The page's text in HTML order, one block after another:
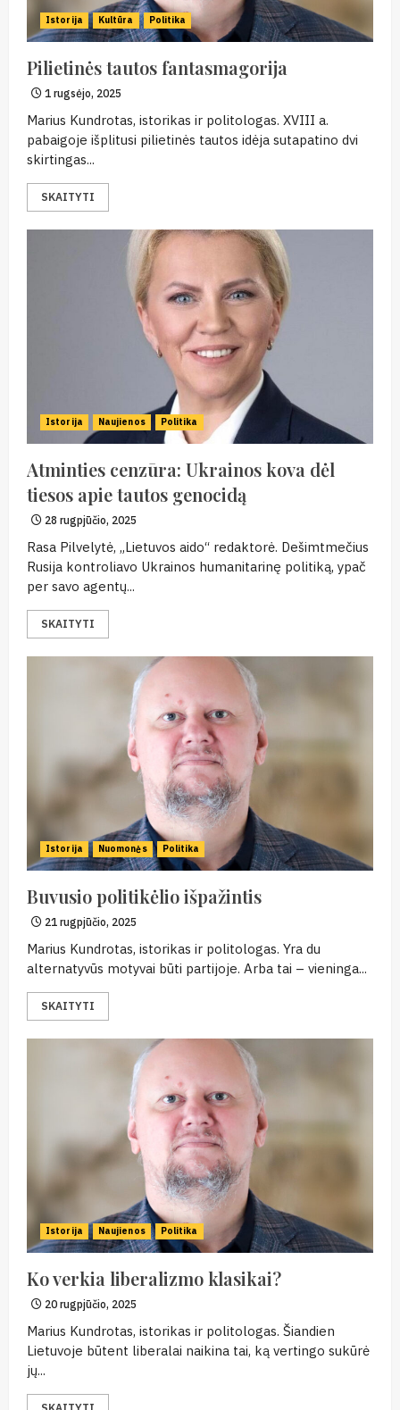
Istorija Kultūra Politika
Pilietinės tautos fantasmagorija
1 rugsėjo, 2025
Marius Kundrotas, istorikas ir politologas. XVIII a.
pabaigoje išplitusi pilietinės tautos idėja sutapatino dvi
skirtingas...
SKAITYTI
Istorija Naujienos Politika
Atminties cenzūra: Ukrainos kova dėl
tiesos apie tautos genocidą
28 rugpjūčio, 2025
Rasa Pilvelytė, „Lietuvos aido“ redaktorė. Dešimtmečius
Rusija kontroliavo Ukrainos humanitarinę politiką, ypač
per savo agentų...
SKAITYTI
Istorija Nuomonės Politika
Buvusio politikėlio išpažintis
21 rugpjūčio, 2025
Marius Kundrotas, istorikas ir politologas. Yra du
alternatyvūs motyvai būti partijoje. Arba tai – vieninga...
SKAITYTI
Istorija Naujienos Politika
Ko verkia liberalizmo klasikai?
20 rugpjūčio, 2025
Marius Kundrotas, istorikas ir politologas. Šiandien
Lietuvoje būtent liberalai naikina tai, ką vertingo sukūrė
jų...